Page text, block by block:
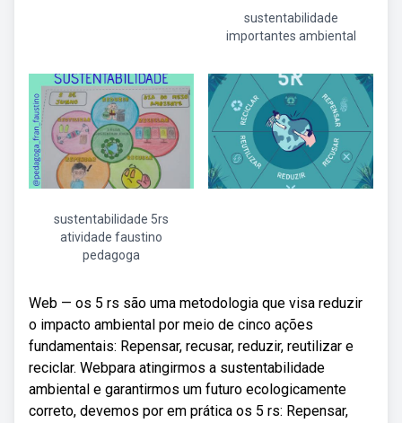
sustentabilidade
importantes ambiental
sustentabilidade 5rs
atividade faustino
pedagoga
Web — os 5 rs são uma metodologia que visa reduzir
o impacto ambiental por meio de cinco ações
fundamentais: Repensar, recusar, reduzir, reutilizar e
reciclar. Webpara atingirmos a sustentabilidade
ambiental e garantirmos um futuro ecologicamente
correto, devemos por em prática os 5 rs: Repensar,